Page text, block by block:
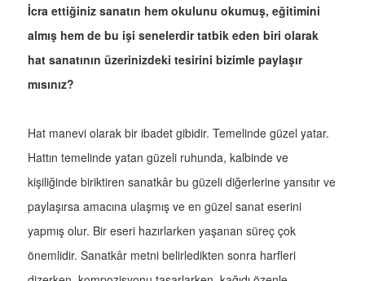
İcra ettiğiniz sanatın hem okulunu okumuş, eğitimini
almış hem de bu işi senelerdir tatbik eden biri olarak
hat sanatının üzerinizdeki tesirini bizimle paylaşır
mısınız?
Hat manevi olarak bir ibadet gibidir. Temelinde güzel yatar.
Hattın temelinde yatan güzeli ruhunda, kalbinde ve
kişiliğinde biriktiren sanatkâr bu güzeli diğerlerine yansıtır ve
paylaşırsa amacına ulaşmış ve en güzel sanat eserini
yapmış olur. Bir eseri hazırlarken yaşanan süreç çok
önemlidir. Sanatkâr metni belirledikten sonra harfleri